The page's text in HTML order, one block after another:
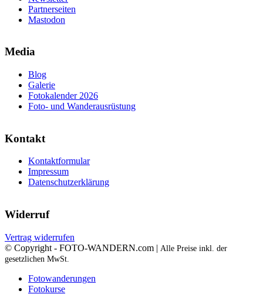
Partnerseiten
Mastodon
Media
Blog
Galerie
Fotokalender 2026
Foto- und Wanderausrüstung
Kontakt
Kontaktformular
Impressum
Datenschutzerklärung
Widerruf
Vertrag widerrufen
© Copyright - FOTO-WANDERN.com | Alle Preise inkl. der
gesetzlichen MwSt.
Fotowanderungen
Fotokurse